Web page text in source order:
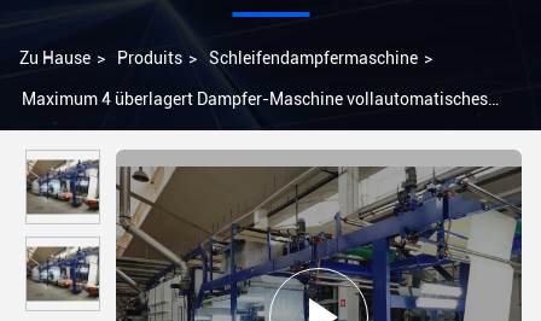
Zu Hause > Produits > Schleifendampfermaschine >
Maximum 4 überlagert Dampfer-Maschine vollautomatisches